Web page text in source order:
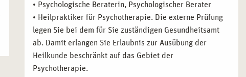
• Psychologische Beraterin, Psychologischer Berater
• Heilpraktiker für Psychotherapie. Die externe Prüfung
legen Sie bei dem für Sie zuständigen Gesundheitsamt
ab. Damit erlangen Sie Erlaubnis zur Ausübung der
Heilkunde beschränkt auf das Gebiet der
Psychotherapie.